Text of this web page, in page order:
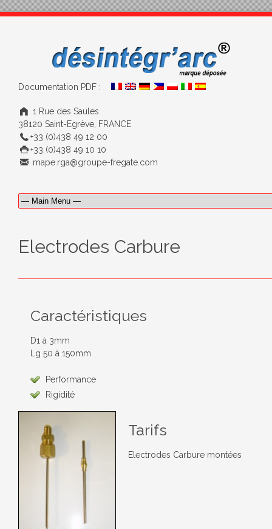
Documentation PDF :
1 Rue des Saules
38120 Saint-Egrève, FRANCE
+33 (0)438 49 12 00
+33 (0)438 49 10 10
mape.rga@groupe-fregate.com
Electrodes Carbure
Caractéristiques
D1 à 3mm
Lg 50 à 150mm
Performance
Rigidité
Tarifs
Electrodes Carbure montées